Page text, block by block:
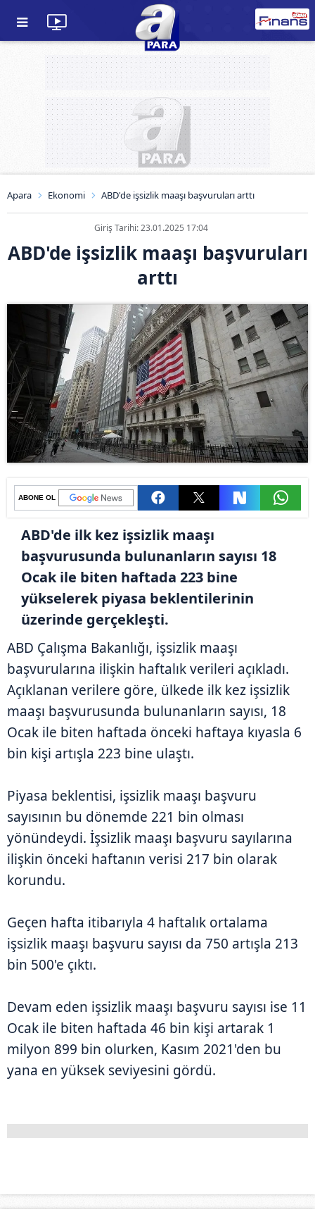
Apara Ekonomi ABD'de işsizlik maaşı başvuruları arttı
Giriş Tarihi: 23.01.2025 17:04
ABD'de işsizlik maaşı başvuruları
arttı
ABONE OL
ABD'de ilk kez işsizlik maaşı
başvurusunda bulunanların sayısı 18
Ocak ile biten haftada 223 bine
yükselerek piyasa beklentilerinin
üzerinde gerçekleşti.
ABD Çalışma Bakanlığı, işsizlik maaşı
başvurularına ilişkin haftalık verileri açıkladı.
Açıklanan verilere göre, ülkede ilk kez işsizlik
maaşı başvurusunda bulunanların sayısı, 18
Ocak ile biten haftada önceki haftaya kıyasla 6
bin kişi artışla 223 bine ulaştı.
Piyasa beklentisi, işsizlik maaşı başvuru
sayısının bu dönemde 221 bin olması
yönündeydi. İşsizlik maaşı başvuru sayılarına
ilişkin önceki haftanın verisi 217 bin olarak
korundu.
Geçen hafta itibarıyla 4 haftalık ortalama
işsizlik maaşı başvuru sayısı da 750 artışla 213
bin 500'e çıktı.
Devam eden işsizlik maaşı başvuru sayısı ise 11
Ocak ile biten haftada 46 bin kişi artarak 1
milyon 899 bin olurken, Kasım 2021'den bu
yana en yüksek seviyesini gördü.